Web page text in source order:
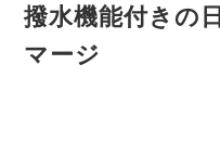
撥水機能付きの
マージ